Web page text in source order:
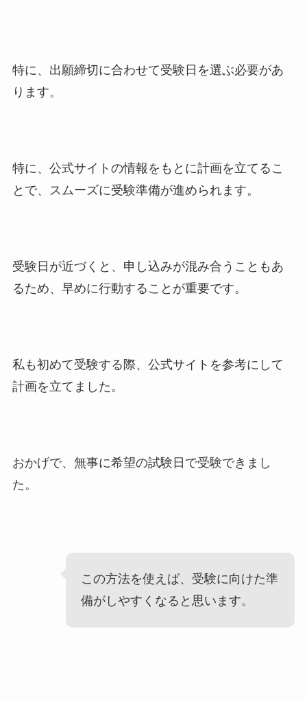
特に、出願締切に合わせて受験日を選ぶ必要があ
ります。
特に、公式サイトの情報をもとに計画を立てるこ
とで、スムーズに受験準備が進められます。
受験日が近づくと、申し込みが混み合うこともあ
るため、早めに行動することが重要です。
私も初めて受験する際、公式サイトを参考にして
計画を立てました。
おかげで、無事に希望の試験日で受験できまし
た。
この方法を使えば、受験に向けた準
備がしやすくなると思います。